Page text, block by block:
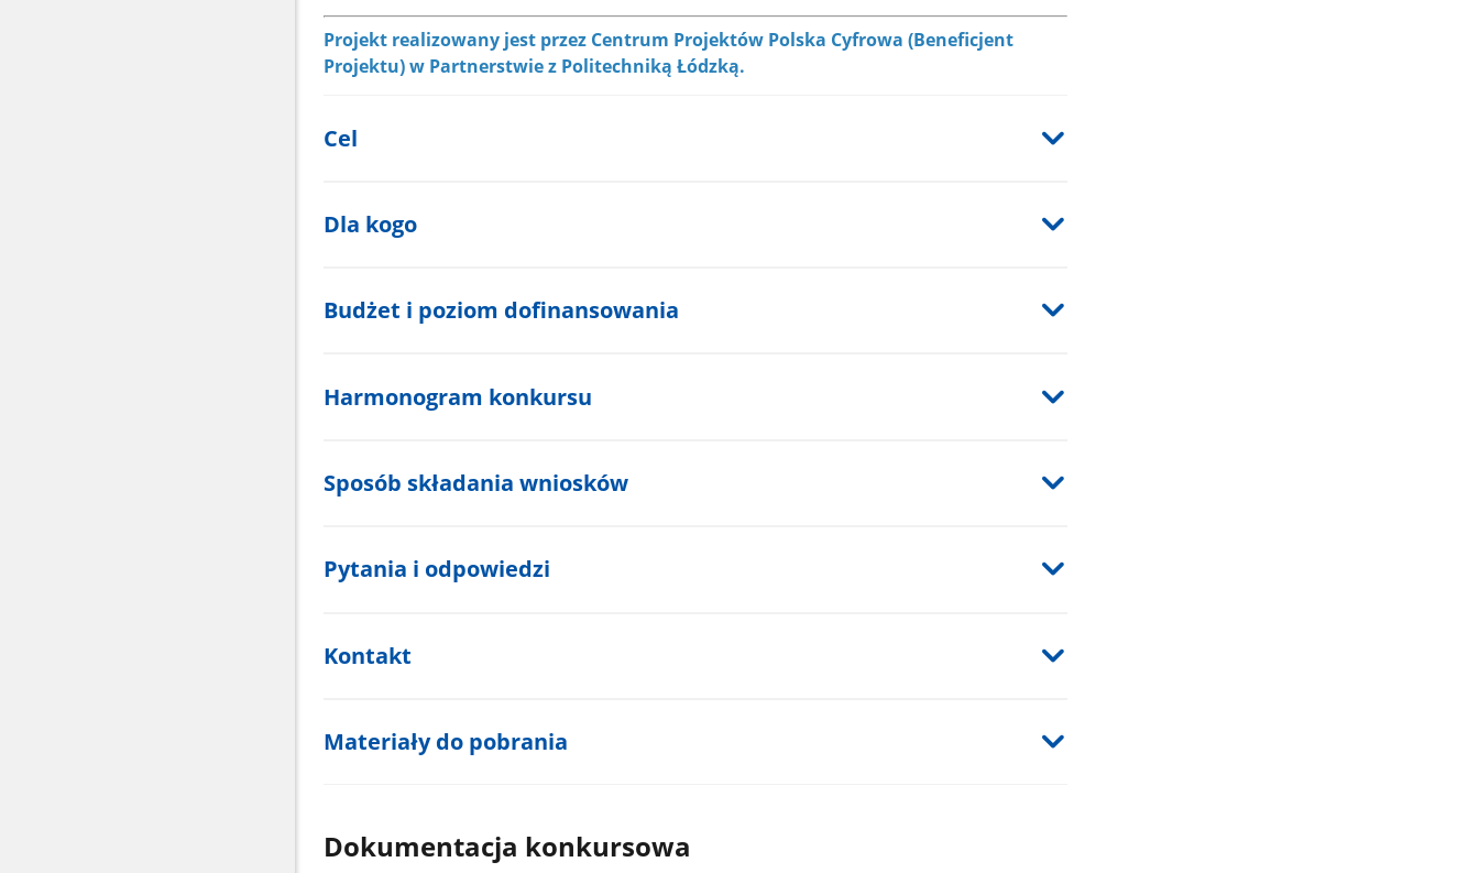
Projekt realizowany jest przez Centrum Projektów Polska Cyfrowa (Beneficjent
Projektu) w Partnerstwie z Politechniką Łódzką.
Cel
Dla kogo
Budżet i poziom dofinansowania
Harmonogram konkursu
Sposób składania wniosków
Pytania i odpowiedzi
Kontakt
Materiały do pobrania
Dokumentacja konkursowa